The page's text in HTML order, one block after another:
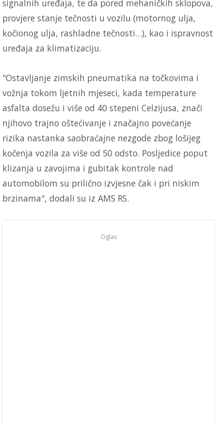
signalnih uređaja, te da pored mehaničkih sklopova,
provjere stanje tečnosti u vozilu (motornog ulja,
kočionog ulja, rashladne tečnosti…), kao i ispravnost
uređaja za klimatizaciju.
"Ostavljanje zimskih pneumatika na točkovima i
vožnja tokom ljetnih mjeseci, kada temperature
asfalta dosežu i više od 40 stepeni Celzijusa, znači
njihovo trajno oštećivanje i značajno povećanje
rizika nastanka saobraćajne nezgode zbog lošijeg
kočenja vozila za više od 50 odsto. Posljedice poput
klizanja u zavojima i gubitak kontrole nad
automobilom su prilično izvjesne čak i pri niskim
brzinama", dodali su iz AMS RS.
Oglas